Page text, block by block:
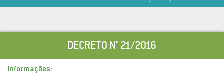
navigation
DECRETO N° 21/2016
Informações: